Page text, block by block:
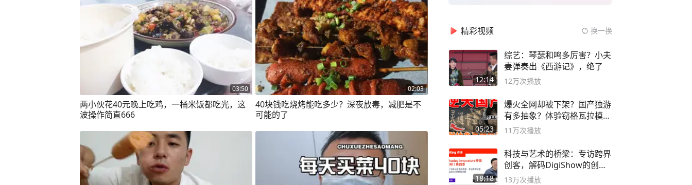
03:50
两小伙花40元晚上吃鸡，一桶米饭都吃光，这
波操作简直666
02:03
40块钱吃烧烤能吃多少？深夜放毒，减肥是不
可能的了
精彩视频 换一换
12:14
综艺：琴瑟和鸣多厉害？小夫
妻弹奏出《西游记》，绝了
12万次播放
05:23
爆火全网却被下架？国产独游
有多抽象？体验窃格瓦拉模拟
器！
11万次播放
18:18
科技与艺术的桥梁：专访跨界
创客，解码DigiShow的创新
之路
13万次播放